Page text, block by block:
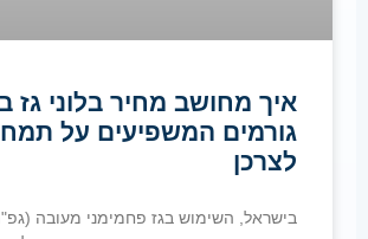
איך מחושב מחיר בלוני גז
גורמים המשפיעים על
לצרכן
בישראל, השימוש בגז פחמימני מעובה